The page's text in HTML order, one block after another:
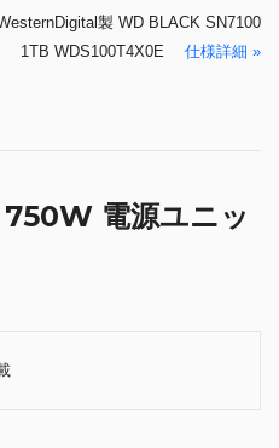
製 WD BLACK SN7100
1TB WDS100T4X0E 仕様詳細 »
電源ユニッ